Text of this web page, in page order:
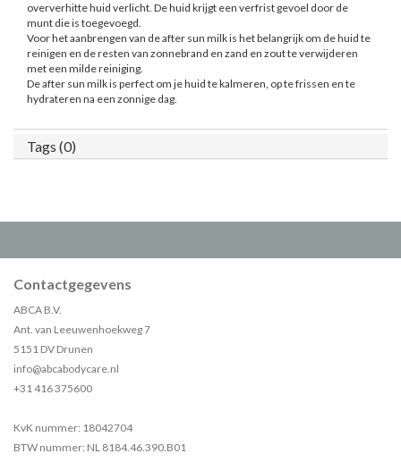
oververhitte huid verlicht. De huid krijgt een verfrist gevoel door de
munt die is toegevoegd.
Voor het aanbrengen van de after sun milk is het belangrijk om de huid te
reinigen en de resten van zonnebrand en zand en zout te verwijderen
met een milde reiniging.
De after sun milk is perfect om je huid te kalmeren, op te frissen en te
hydrateren na een zonnige dag.
Tags (0)
Contactgegevens
ABCA B.V.
Ant. van Leeuwenhoekweg 7
5151 DV Drunen
info@abcabodycare.nl
+31 416 375600
KvK nummer: 18042704
BTW nummer: NL 8184.46.390.B01